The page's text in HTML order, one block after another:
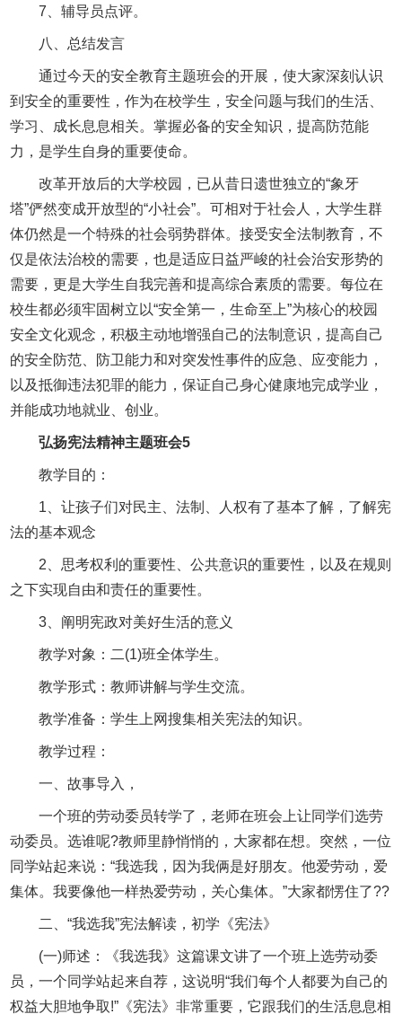
7、辅导员点评。
八、总结发言
通过今天的安全教育主题班会的开展，使大家深刻认识
到安全的重要性，作为在校学生，安全问题与我们的生活、
学习、成长息息相关。掌握必备的安全知识，提高防范能
力，是学生自身的重要使命。
改革开放后的大学校园，已从昔日遗世独立的“象牙
塔”俨然变成开放型的“小社会”。可相对于社会人，大学生群
体仍然是一个特殊的社会弱势群体。接受安全法制教育，不
仅是依法治校的需要，也是适应日益严峻的社会治安形势的
需要，更是大学生自我完善和提高综合素质的需要。每位在
校生都必须牢固树立以“安全第一，生命至上”为核心的校园
安全文化观念，积极主动地增强自己的法制意识，提高自己
的安全防范、防卫能力和对突发性事件的应急、应变能力，
以及抵御违法犯罪的能力，保证自己身心健康地完成学业，
并能成功地就业、创业。
弘扬宪法精神主题班会5
教学目的：
1、让孩子们对民主、法制、人权有了基本了解，了解宪
法的基本观念
2、思考权利的重要性、公共意识的重要性，以及在规则
之下实现自由和责任的重要性。
3、阐明宪政对美好生活的意义
教学对象：二(1)班全体学生。
教学形式：教师讲解与学生交流。
教学准备：学生上网搜集相关宪法的知识。
教学过程：
一、故事导入，
一个班的劳动委员转学了，老师在班会上让同学们选劳
动委员。选谁呢?教师里静悄悄的，大家都在想。突然，一位
同学站起来说：“我选我，因为我俩是好朋友。他爱劳动，爱
集体。我要像他一样热爱劳动，关心集体。”大家都愣住了??
二、“我选我”宪法解读，初学《宪法》
(一)师述：《我选我》这篇课文讲了一个班上选劳动委
员，一个同学站起来自荐，这说明“我们每个人都要为自己的
权益大胆地争取!”《宪法》非常重要，它跟我们的生活息息相